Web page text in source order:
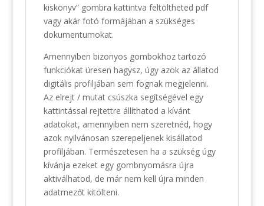
kiskönyv” gombra kattintva feltöltheted pdf
vagy akár fotó formájában a szükséges
dokumentumokat.
Amennyiben bizonyos gombokhoz tartozó
funkciókat üresen hagysz, úgy azok az állatod
digitális profiljában sem fognak megjelenni.
Az elrejt / mutat csúszka segítségével egy
kattintással rejtettre állíthatod a kívánt
adatokat, amennyiben nem szeretnéd, hogy
azok nyilvánosan szerepeljenek kisállatod
profiljában. Természetesen ha a szükség úgy
kívánja ezeket egy gombnyomásra újra
aktiválhatod, de már nem kell újra minden
adatmezőt kitölteni.